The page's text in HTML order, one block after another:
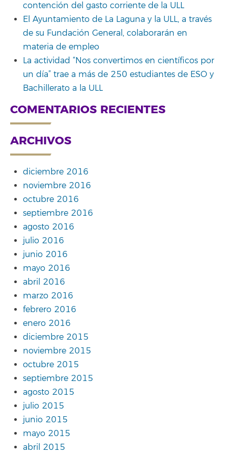
contención del gasto corriente de la ULL
El Ayuntamiento de La Laguna y la ULL, a través
de su Fundación General, colaborarán en
materia de empleo
La actividad “Nos convertimos en científicos por
un día” trae a más de 250 estudiantes de ESO y
Bachillerato a la ULL
COMENTARIOS RECIENTES
ARCHIVOS
diciembre 2016
noviembre 2016
octubre 2016
septiembre 2016
agosto 2016
julio 2016
junio 2016
mayo 2016
abril 2016
marzo 2016
febrero 2016
enero 2016
diciembre 2015
noviembre 2015
octubre 2015
septiembre 2015
agosto 2015
julio 2015
junio 2015
mayo 2015
abril 2015